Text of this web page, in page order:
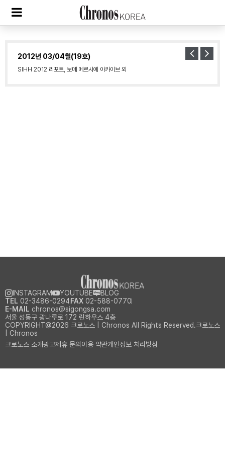
2012년 03/04월(19호)
SIHH 2012 리포트, 보메 메르시에 아카이브 외
크로노스 소개광고제휴 문의 이용 약관개인정보 처리방침
서울 성동구 광나루로 172 린하우스 4층
COPYRIGHT@2026 크로노스 | Chronos All Rights Reserved.크로노스
| Chronos
INSTAGRAM YOUTUBE
BLOG
TEL 02-3486-0294 FAX 02-588-0770
E-MAIL chronos@sigongsa.com